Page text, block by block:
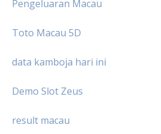
Pengeluaran Macau
Toto Macau 5D
data kamboja hari ini
Demo Slot Zeus
result macau